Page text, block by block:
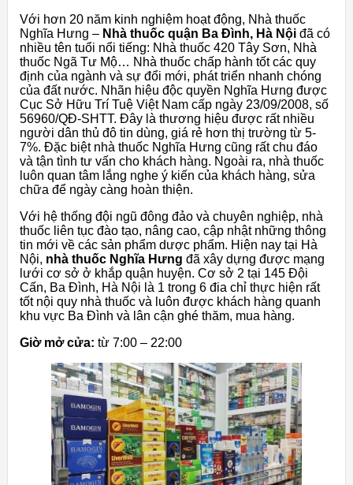
Với hơn 20 năm kinh nghiệm hoạt động, Nhà thuốc
Nghĩa Hưng – Nhà thuốc quận Ba Đình, Hà Nội đã có
nhiều tên tuổi nổi tiếng: Nhà thuốc 420 Tây Sơn, Nhà
thuốc Ngã Tư Mộ… Nhà thuốc chấp hành tốt các quy
định của ngành và sự đổi mới, phát triển nhanh chóng
của đất nước. Nhãn hiệu độc quyền Nghĩa Hưng được
Cục Sở Hữu Trí Tuệ Việt Nam cấp ngày 23/09/2008, số
56960/QĐ-SHTT. Đây là thương hiệu được rất nhiều
người dân thủ đô tin dùng, giá rẻ hơn thị trường từ 5-
7%. Đặc biệt nhà thuốc Nghĩa Hưng cũng rất chu đáo
và tận tình tư vấn cho khách hàng. Ngoài ra, nhà thuốc
luôn quan tâm lắng nghe ý kiến ​​của khách hàng, sửa
chữa để ngày càng hoàn thiện.
Với hệ thống đội ngũ đông đảo và chuyên nghiệp, nhà
thuốc liên tục đào tạo, nâng cao, cập nhật những thông
tin mới về các sản phẩm dược phẩm. Hiện nay tại Hà
Nội, nhà thuốc Nghĩa Hưng đã xây dựng được mạng
lưới cơ sở ở khắp quận huyện. Cơ sở 2 tại 145 Đội
Cấn, Ba Đình, Hà Nội là 1 trong 6 đia chỉ thực hiện rất
tốt nội quy nhà thuốc và luôn được khách hàng quanh
khu vực Ba Đình và lân cận ghé thăm, mua hàng.
Giờ mở cửa: từ 7:00 – 22:00